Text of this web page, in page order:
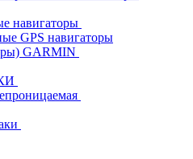
навигаторы
GPS навигаторы
GARMIN